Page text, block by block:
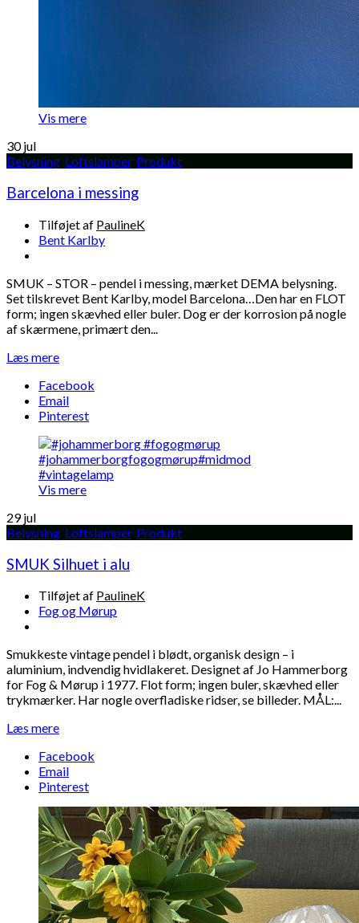
Vis mere
30jul
Belysning Loftslamper, Produkt
Barcelona i messing
Tilføjet af PaulineK
Bent Karlby
SMUK – STOR – pendel i messing, mærket DEMA belysning.
Set tilskrevet Bent Karlby, model Barcelona…Den har en FLOT
form; ingen skævhed eller buler. Dog er der korrosion på nogle
af skærmene, primært den...
Læs mere
Facebook
Email
Pinterest
Vis mere
29jul
Belysning Loftslamper, Produkt
SMUK Silhuet i alu
Tilføjet af PaulineK
Fog og Mørup
Smukkeste vintage pendel i blødt, organisk design – i
aluminium, indvendig hvidlakeret. Designet af Jo Hammerborg
for Fog & Mørup i 1977. Flot form; ingen buler, skævhed eller
trykmærker. Har nogle overfladiske ridser, se billeder. MÅL:...
Læs mere
Facebook
Email
Pinterest